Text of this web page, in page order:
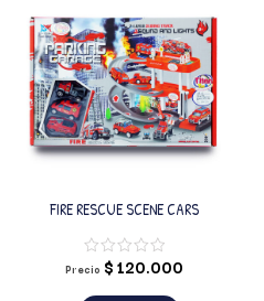
FIRE RESCUE SCENE CARS
Precio $120.000